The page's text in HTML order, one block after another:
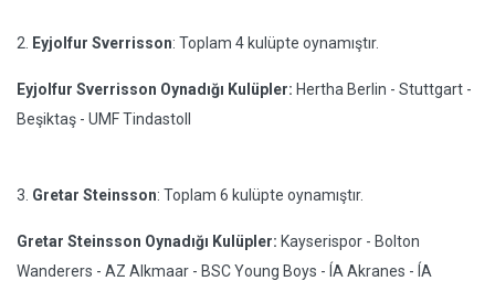
2. Eyjolfur Sverrisson: Toplam 4 kulüpte oynamıştır.
Eyjolfur Sverrisson Oynadığı Kulüpler: Hertha Berlin - Stuttgart -
Beşiktaş - UMF Tindastoll
3. Gretar Steinsson: Toplam 6 kulüpte oynamıştır.
Gretar Steinsson Oynadığı Kulüpler: Kayserispor - Bolton
Wanderers - AZ Alkmaar - BSC Young Boys - ÍA Akranes - ÍA